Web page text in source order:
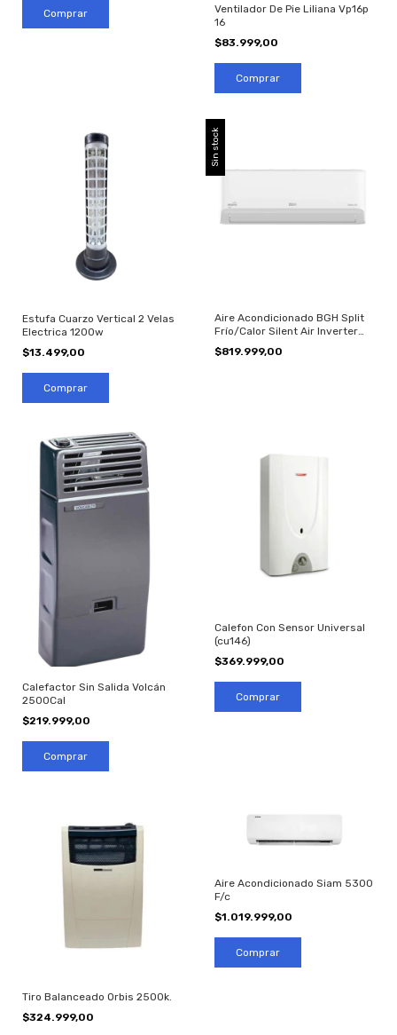
Ventilador De Pie Liliana Vp16p
16
$83.999,00
Estufa Cuarzo Vertical 2 Velas
Electrica 1200w
$13.499,00
Sin stock
Aire Acondicionado BGH Split
Frío/Calor Silent Air Inverter
3000F 3500W
$819.999,00
Calefactor Sin Salida Volcán
2500Cal
$219.999,00
Calefon Con Sensor Universal
(cu146)
$369.999,00
Tiro Balanceado Orbis 2500k.
$324.999,00
Aire Acondicionado Siam 5300
F/c
$1.019.999,00